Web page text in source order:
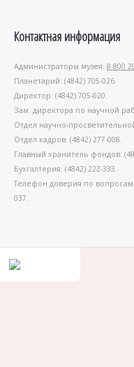
Контактная информация
Администраторы музея: 8 800
Планетарий: (4842) 705-026.
Директор: (4842) 705-020.
Зам. директора по научной
Отдел научно-
Отдел кадров: (4842) 277-008.
Главный хранитель фондов:
Бухгалтерия: (4842) 222-333.
Телефон доверия по вопросам
037.